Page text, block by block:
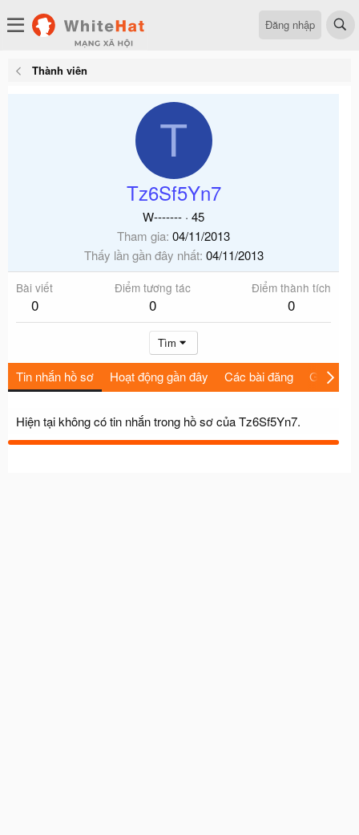
Đăng nhập
Thành viên
T
Tz6Sf5Yn7
W------- · 45
Tham gia 04/11/2013
Thấy lần gần đây nhất 04/11/2013
Bài viết
0
Điểm tương tác
0
Điểm thành tích
0
Tìm
Tin nhắn hồ sơ Hoạt động gần đây Các bài đăng Giới thiệu
Hiện tại không có tin nhắn trong hồ sơ của Tz6Sf5Yn7.